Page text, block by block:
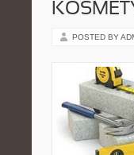
POSTED BY